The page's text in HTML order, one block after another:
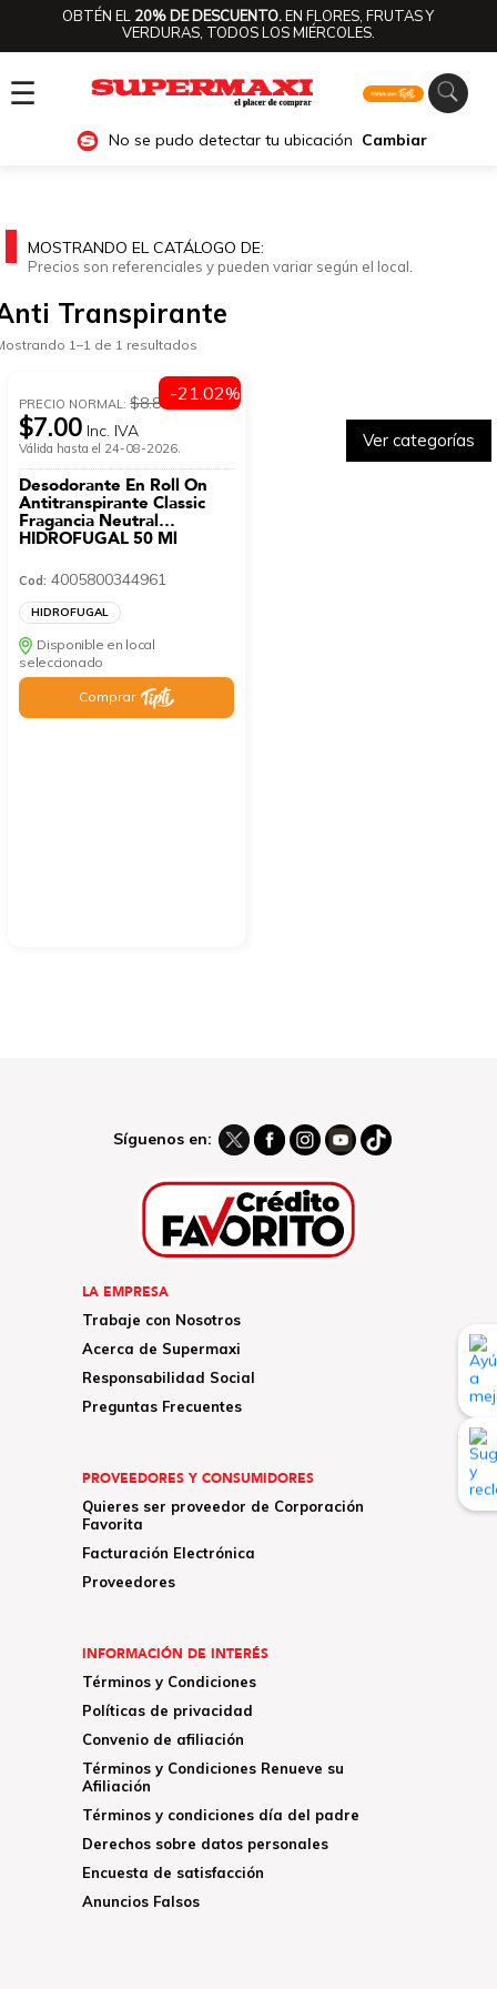
OBTÉN EL 20% DE DESCUENTO.EN FLORES, FRUTAS Y
VERDURAS, TODOS LOS MIÉRCOLES.
☰
No se pudo detectar tu ubicación Cambiar
Ver categorías
MOSTRANDO EL CATÁLOGO DE:
Precios son referenciales y pueden variar según el local.
Transpirante
1–1 de 1 resultados
PRECIO NORMAL:$8.86
$7.00 Inc. IVA
Válida hasta el 24-08-2026.
Desodorante En Roll On
Antitranspirante Classic
Fragancia Neutral
HIDROFUGAL 50 Ml
Cod: 4005800344961
HIDROFUGAL
Disponible en local
seleccionado
Comprar
-21.02%
Síguenos en:
LA EMPRESA
Trabaje con Nosotros
Acerca de Supermaxi
Responsabilidad Social
Preguntas Frecuentes
PROVEEDORES Y CONSUMIDORES
Quieres ser proveedor de Corporación
Favorita
Facturación Electrónica
Proveedores
INFORMACIÓN DE INTERÉS
Términos y Condiciones
Políticas de privacidad
Convenio de afiliación
Términos y Condiciones Renueve su
Afiliación
Términos y condiciones día del padre
Derechos sobre datos personales
Encuesta de satisfacción
Anuncios Falsos